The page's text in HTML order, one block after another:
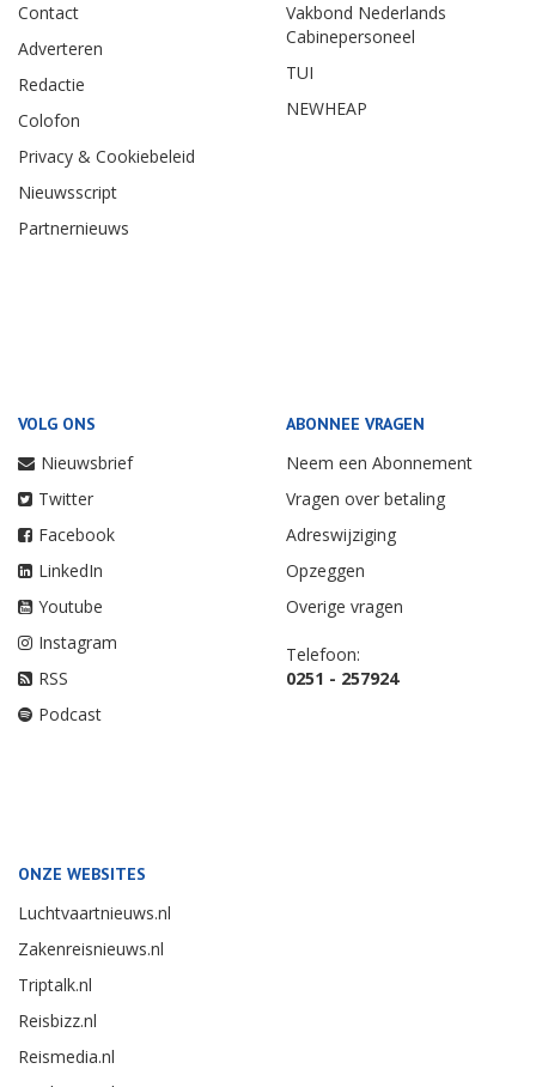
Contact
Adverteren
Redactie
Colofon
Privacy & Cookiebeleid
Nieuwsscript
Partnernieuws
Vakbond Nederlands
Cabinepersoneel
TUI
NEWHEAP
VOLG ONS
Nieuwsbrief
Twitter
Facebook
LinkedIn
Youtube
Instagram
RSS
Podcast
ABONNEE VRAGEN
Neem een Abonnement
Vragen over betaling
Adreswijziging
Opzeggen
Overige vragen
Telefoon:
0251 - 257924
ONZE WEBSITES
Luchtvaartnieuws.nl
Zakenreisnieuws.nl
Triptalk.nl
Reisbizz.nl
Reismedia.nl